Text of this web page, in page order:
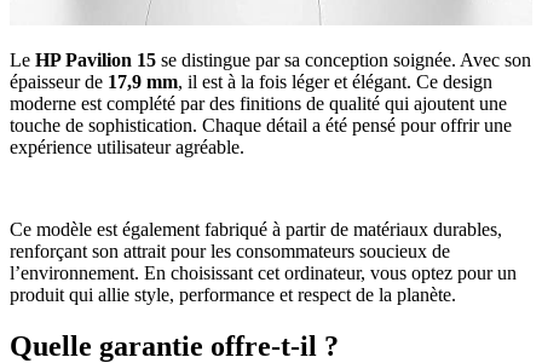
Le HP Pavilion 15 se distingue par sa conception soignée. Avec son
épaisseur de 17,9 mm, il est à la fois léger et élégant. Ce design
moderne est complété par des finitions de qualité qui ajoutent une
touche de sophistication. Chaque détail a été pensé pour offrir une
expérience utilisateur agréable.
Ce modèle est également fabriqué à partir de matériaux durables,
renforçant son attrait pour les consommateurs soucieux de
l’environnement. En choisissant cet ordinateur, vous optez pour un
produit qui allie style, performance et respect de la planète.
Quelle garantie offre-t-il ?